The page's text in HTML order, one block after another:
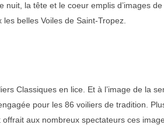
la tête et le coeur emplis d’images de
belles Voiles de Saint-Tropez.
Classiques en lice. Et à l’image de la
pour les 86 voiliers de tradition.
aux nombreux spectateurs ces